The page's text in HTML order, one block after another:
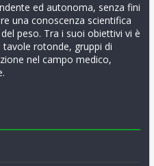
ed autonoma, senza fini
una conoscenza scientifica
peso. Tra i suoi obiettivi vi è
rotonde, gruppi di
nel campo medico,